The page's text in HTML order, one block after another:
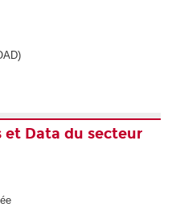
et Data du secteur